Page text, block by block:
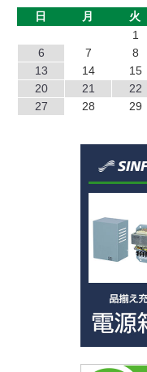
日
月 火
1
6
7 8
13
14 15
20
21 22
27
28 29